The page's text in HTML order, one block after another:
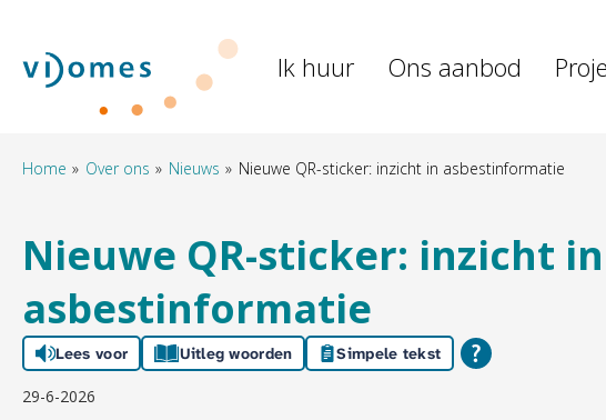
Naar hoofdinhoud
Naar hoofdnavigatiemenu
Naar zoeken
Naar de homepage Ik huur Ons aanbod
Home Over ons Nieuws Nieuwe QR-sticker: inzicht in asbestinformatie
Nieuwe QR-sticker: inzicht in
asbestinformatie
Lees voor Uitleg woorden Simpele tekst
29-6-2026